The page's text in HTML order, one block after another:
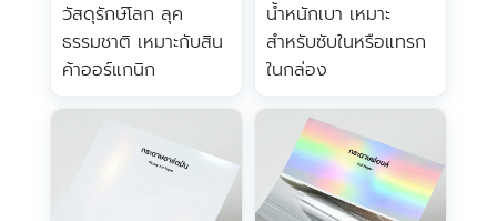
วัสดุรักษ์โลก ลุค
ธรรมชาติ เหมาะกับสิน
ค้าออร์แกนิก
น้ำหนักเบา เหมาะ
สำหรับซับในหรือแทรก
ในกล่อง